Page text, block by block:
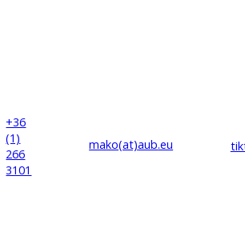
+36
(1)
266
3101
mako(at)aub.eu